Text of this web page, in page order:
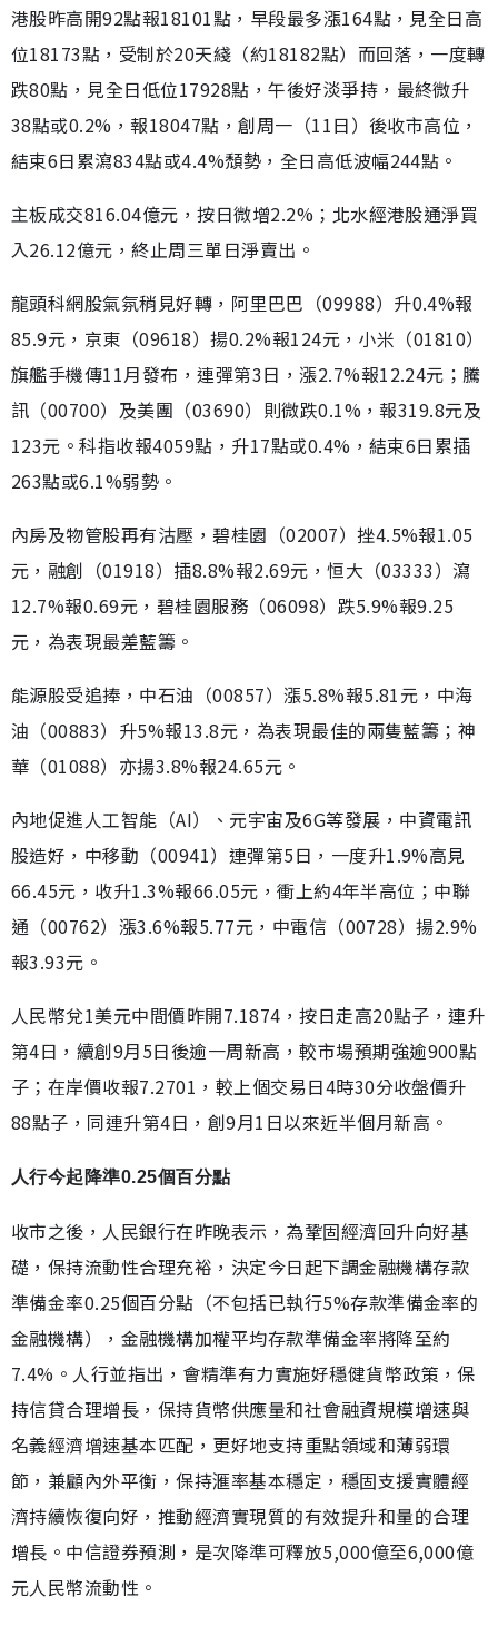
港股昨高開92點報18101點，早段最多漲164點，見全日高
位18173點，受制於20天綫（約18182點）而回落，一度轉
跌80點，見全日低位17928點，午後好淡爭持，最終微升
38點或0.2%，報18047點，創周一（11日）後收市高位，
結束6日累瀉834點或4.4%頹勢，全日高低波幅244點。
主板成交816.04億元，按日微增2.2%；北水經港股通淨買
入26.12億元，終止周三單日淨賣出。
龍頭科網股氣氛稍見好轉，阿里巴巴（09988）升0.4%報
85.9元，京東（09618）揚0.2%報124元，小米（01810）
旗艦手機傳11月發布，連彈第3日，漲2.7%報12.24元；騰
訊（00700）及美團（03690）則微跌0.1%，報319.8元及
123元。科指收報4059點，升17點或0.4%，結束6日累插
263點或6.1%弱勢。
內房及物管股再有沽壓，碧桂園（02007）挫4.5%報1.05
元，融創（01918）插8.8%報2.69元，恒大（03333）瀉
12.7%報0.69元，碧桂園服務（06098）跌5.9%報9.25
元，為表現最差藍籌。
能源股受追捧，中石油（00857）漲5.8%報5.81元，中海
油（00883）升5%報13.8元，為表現最佳的兩隻藍籌；神
華（01088）亦揚3.8%報24.65元。
內地促進人工智能（AI）、元宇宙及6G等發展，中資電訊
股造好，中移動（00941）連彈第5日，一度升1.9%高見
66.45元，收升1.3%報66.05元，衝上約4年半高位；中聯
通（00762）漲3.6%報5.77元，中電信（00728）揚2.9%
報3.93元。
人民幣兌1美元中間價昨開7.1874，按日走高20點子，連升
第4日，續創9月5日後逾一周新高，較市場預期強逾900點
子；在岸價收報7.2701，較上個交易日4時30分收盤價升
88點子，同連升第4日，創9月1日以來近半個月新高。
人行今起降準0.25個百分點
收市之後，人民銀行在昨晚表示，為鞏固經濟回升向好基
礎，保持流動性合理充裕，決定今日起下調金融機構存款
準備金率0.25個百分點（不包括已執行5%存款準備金率的
金融機構），金融機構加權平均存款準備金率將降至約
7.4%。人行並指出，會精準有力實施好穩健貨幣政策，保
持信貸合理增長，保持貨幣供應量和社會融資規模增速與
名義經濟增速基本匹配，更好地支持重點領域和薄弱環
節，兼顧內外平衡，保持滙率基本穩定，穩固支援實體經
濟持續恢復向好，推動經濟實現質的有效提升和量的合理
增長。中信證券預測，是次降準可釋放5,000億至6,000億
元人民幣流動性。